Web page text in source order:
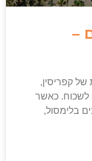
–
קפריסין,
לשכוח. כאשר
בלימסול,